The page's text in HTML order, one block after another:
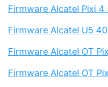
Firmware Alcatel Pixi 4
Firmware Alcatel U5
Firmware Alcatel OT
Firmware Alcatel OT